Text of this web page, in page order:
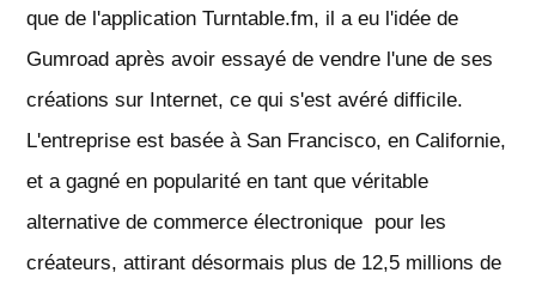
que de l'application Turntable.fm, il a eu l'idée de
Gumroad après avoir essayé de vendre l'une de ses
créations sur Internet, ce qui s'est avéré difficile.
L'entreprise est basée à San Francisco, en Californie,
et a gagné en popularité en tant que véritable
alternative de commerce électronique pour les
créateurs, attirant désormais plus de 12,5 millions de